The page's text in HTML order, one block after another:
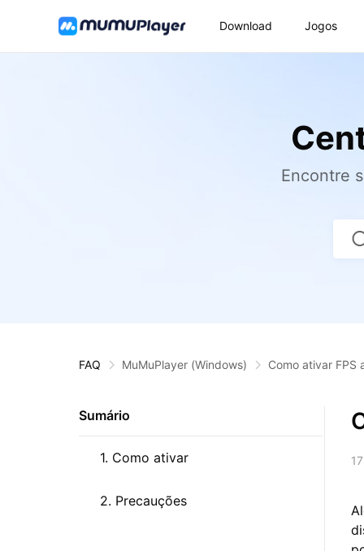
Download Jogos
Encontre
FAQ MuMuPlayer (Windows) Como ativar FPS
Sumário
1. Como ativar
2. Precauções